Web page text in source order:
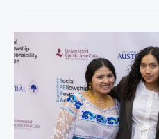
Universitarios
promueven
el
turismo
sostenible